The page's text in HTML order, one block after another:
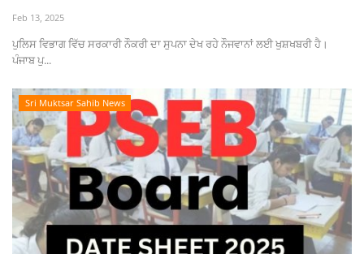
Feb 13, 2025
ਪੁਲਿਸ ਵਿਭਾਗ ਵਿੱਚ ਸਰਕਾਰੀ ਨੌਕਰੀ ਦਾ ਸੁਪਨਾ ਦੇਖ ਰਹੇ ਨੌਜਵਾਨਾਂ ਲਈ ਖੁਸ਼ਖਬਰੀ ਹੈ।
ਪੰਜਾਬ ਪੁ...
Sri Muktsar Sahib News